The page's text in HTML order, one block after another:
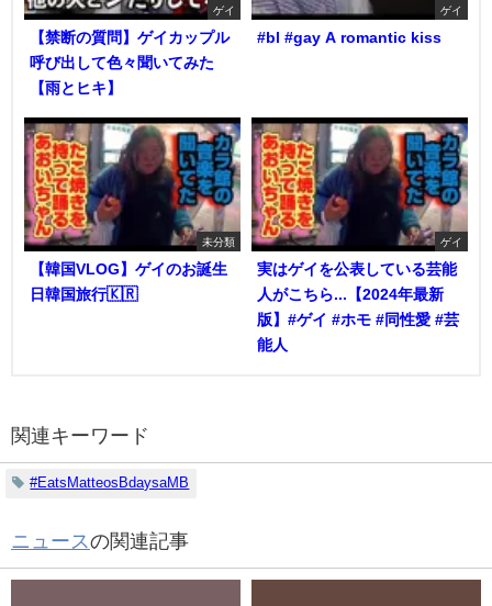
ゲイ
【禁断の質問】ゲイカップル
呼び出して色々聞いてみた
【雨とヒキ】
ゲイ
#bl #gay A romantic kiss
未分類
【韓国VLOG】ゲイのお誕生
日韓国旅行🇰🇷
ゲイ
実はゲイを公表している芸能
人がこちら...【2024年最新
版】#ゲイ #ホモ #同性愛 #芸
能人
関連キーワード
#EatsMatteosBdaysaMB
ニュースの関連記事